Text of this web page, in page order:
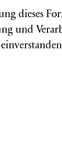
dieses
und